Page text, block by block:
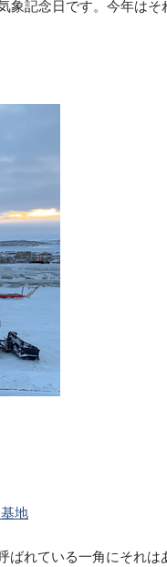
象記念日です。今年は
地
ばれている一角にそれ